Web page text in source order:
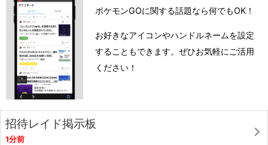
ポケモンGOに関する話題なら何でもOK！
お好きなアイコンやハンドルネームを設定
することもできます。ぜひお気軽にご活用
ください！
招待レイド掲示板
1分前